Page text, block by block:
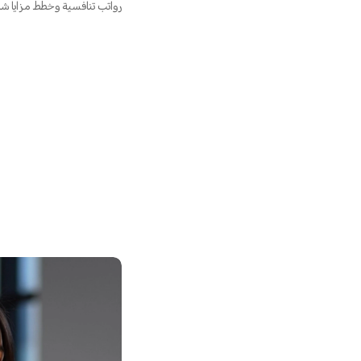
رواتب تنافسية وخطط مزايا